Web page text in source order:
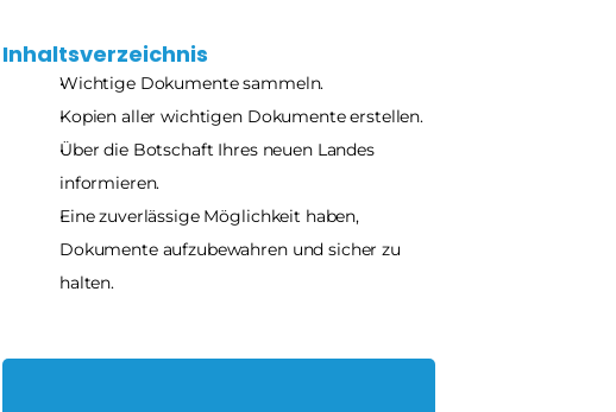
Inhaltsverzeichnis
Wichtige Dokumente sammeln.
Kopien aller wichtigen Dokumente erstellen.
Über die Botschaft Ihres neuen Landes
informieren.
Eine zuverlässige Möglichkeit haben,
Dokumente aufzubewahren und sicher zu
halten.